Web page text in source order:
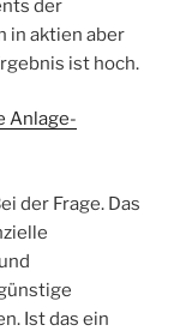
der
in aktien aber
ist hoch.
Anlage-
der Frage. Das
Ist das ein